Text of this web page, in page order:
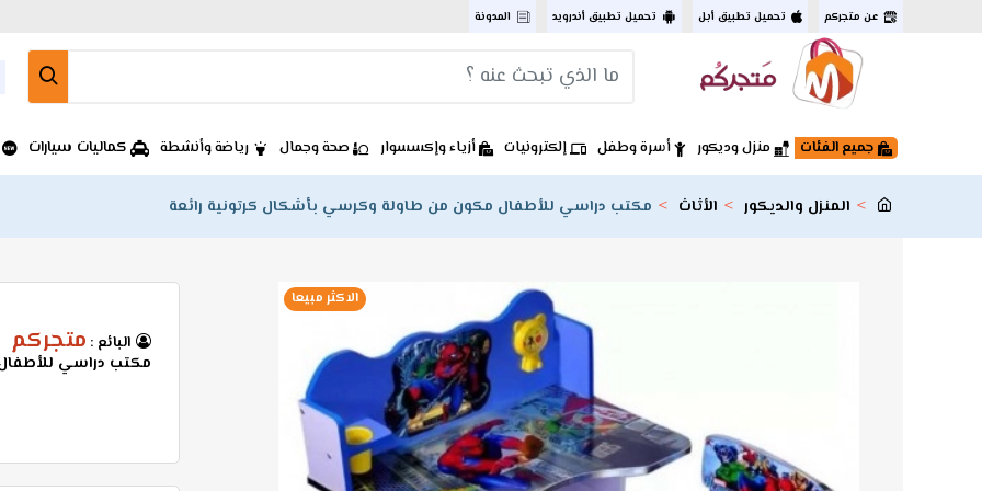
عن متجركم تحميل تطبيق أبل تحميل تطبيق أندرويد المدونة
جميع الفئات منزل وديكور أسرة وطفل إلكترونيات أزياء وإكسسوار صحة وجمال رياضة وأنشطة كماليات سيارات
المنزل والديكور الأثاث مكتب دراسي للأطفال مكون من طاولة وكرسي بأشكال كرتونية رائعة
الاكثر مبيعا
البائع : متجركم
مكتب دراسي